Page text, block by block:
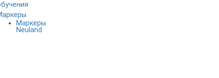
Маркеры
Neuland